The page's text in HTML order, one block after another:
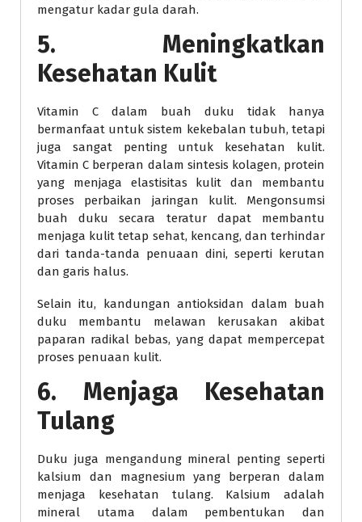
mengatur kadar gula darah.
5. Meningkatkan
Kesehatan Kulit
Vitamin C dalam buah duku tidak hanya
bermanfaat untuk sistem kekebalan tubuh, tetapi
juga sangat penting untuk kesehatan kulit.
Vitamin C berperan dalam sintesis kolagen, protein
yang menjaga elastisitas kulit dan membantu
proses perbaikan jaringan kulit. Mengonsumsi
buah duku secara teratur dapat membantu
menjaga kulit tetap sehat, kencang, dan terhindar
dari tanda-tanda penuaan dini, seperti kerutan
dan garis halus.
Selain itu, kandungan antioksidan dalam buah
duku membantu melawan kerusakan akibat
paparan radikal bebas, yang dapat mempercepat
proses penuaan kulit.
6. Menjaga Kesehatan
Tulang
Duku juga mengandung mineral penting seperti
kalsium dan magnesium yang berperan dalam
menjaga kesehatan tulang. Kalsium adalah
mineral utama dalam pembentukan dan